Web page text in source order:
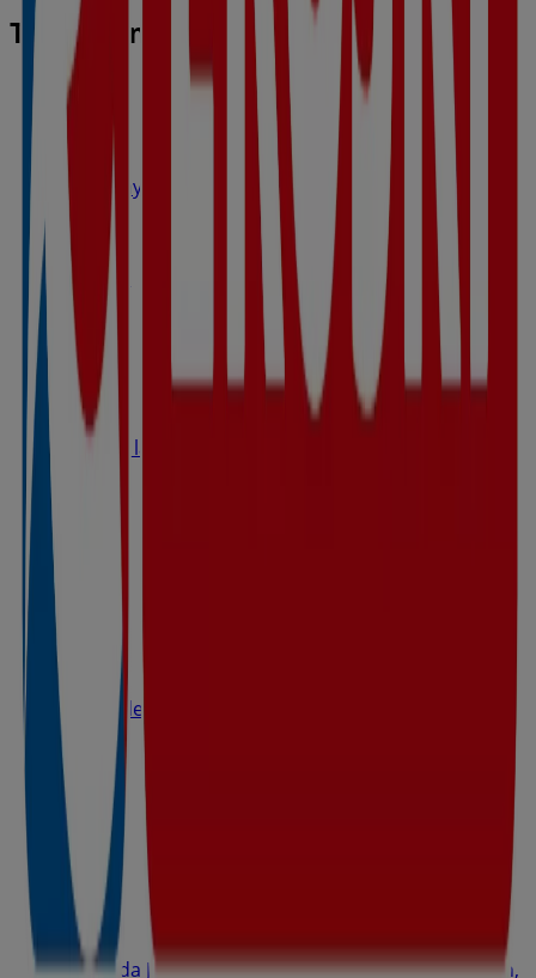
Tiendas más cercanas
Eroski
Calle Playa 4, Peguera
5.4 km
Cerrado
Eroski
Avda de la Playa 8, Calvià
Eroski
Carrer de Ramon de Montcada 23, Santa Ponça
5.6 km
Abierto
Eroski
Avinguda Jaume I amb cantonada Via de Randa s/n,